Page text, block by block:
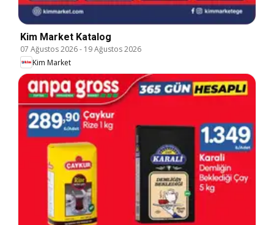
Kim Market Katalog
07 Ağustos 2026- 19 Ağustos 2026
Kim Market